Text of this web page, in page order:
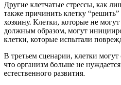
Другие клетчатые стрессы, как
также причинить клетку
хозяину. Клетки, которые не
должным образом, могут
клетки, которые испытали
В третьем сценарии, клетки
что организм больше не
естественного развития.